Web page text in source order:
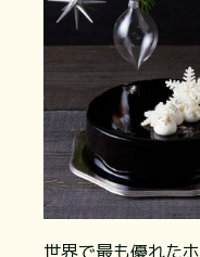
世界で最も優れた